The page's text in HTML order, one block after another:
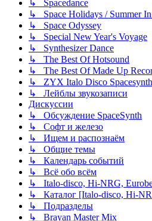
↳ Spacedance
↳ Space Holidays / Summer In
↳ Space Odyssey
↳ Special New Year's Voyage
↳ Synthesizer Dance
↳ The Best Of Hotsound
↳ The Best Of Made Up
↳ ZYX Italo Disco
↳ Лейблы звукозаписи
Дискуссии
↳ Обсуждение SpaceSynth
↳ Софт и железо
↳ Ищем и распознаём
↳ Общие темы
↳ Календарь событий
↳ Всё обо всём
↳ Italo-disco, Hi-NRG,
↳ Каталог [Italo-disco, Hi-
↳ Подразделы
↳ Brayan Master Mix